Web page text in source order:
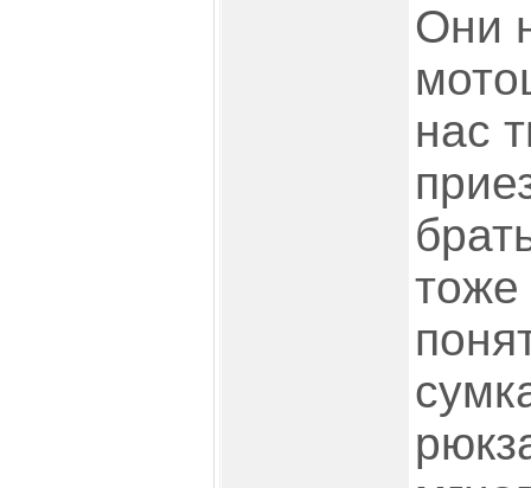
Они
нас
тоже